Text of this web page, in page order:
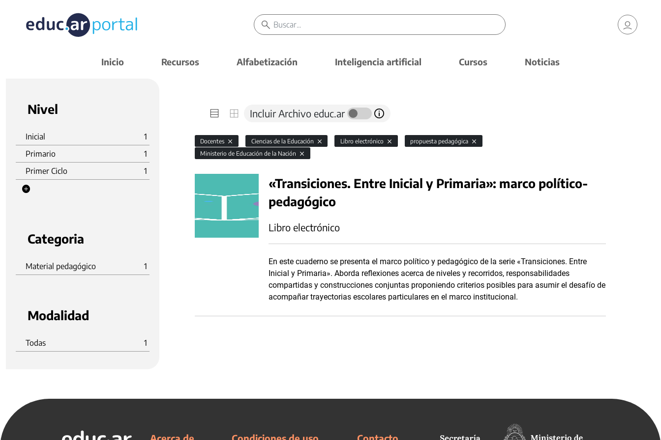
Inicio Recursos Alfabetización Inteligencia artificial Cursos Noticias
Nivel
Inicial
1
Primario
1
Primer Ciclo
1
Categoria
Material pedagógico 1
Modalidad
Todas 1
Incluir Archivo educ.ar
Docentes Ciencias de la Educación Libro electrónico
propuesta pedagógica
Ministerio de Educación de la Nación
«Transiciones. Entre Inicial y Primaria»: marco político-
pedagógico
Libro electrónico
En este cuaderno se presenta el marco político y pedagógico de la serie «Transiciones. Entre
Inicial y Primaria». Aborda reflexiones acerca de niveles y recorridos, responsabilidades
compartidas y construcciones conjuntas proponiendo criterios posibles para asumir el desafío de
acompañar trayectorias escolares particulares en el marco institucional.